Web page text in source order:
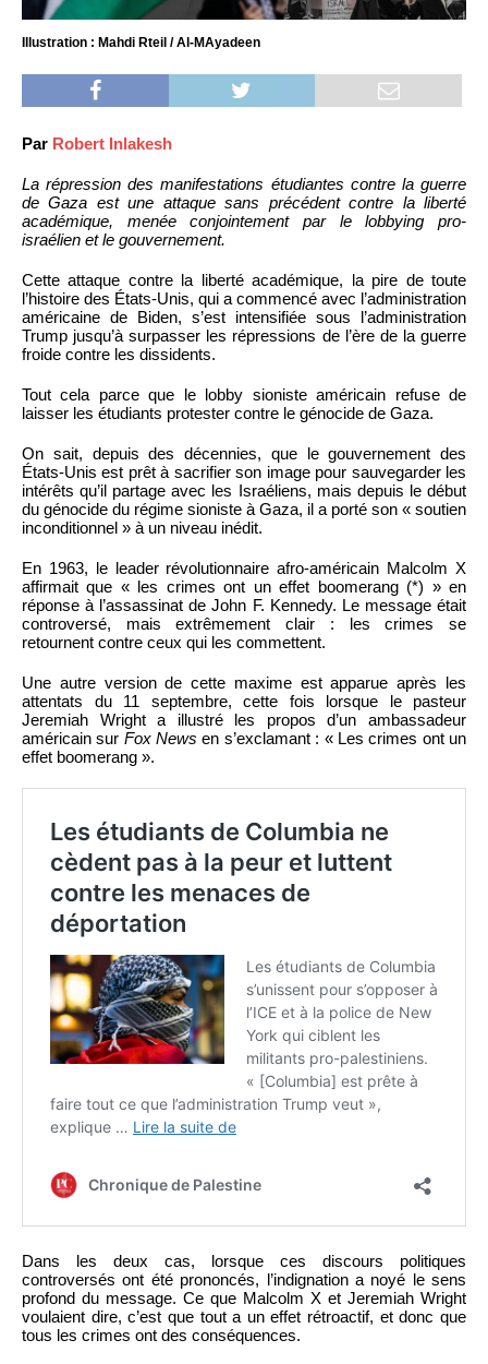
Illustration : Mahdi Rteil / Al-MAyadeen
Par Robert Inlakesh
La répression des manifestations étudiantes contre la guerre
de Gaza est une attaque sans précédent contre la liberté
académique, menée conjointement par le lobbying pro-
israélien et le gouvernement.
Cette attaque contre la liberté académique, la pire de toute
l’histoire des États-Unis, qui a commencé avec l’administration
américaine de Biden, s’est intensifiée sous l’administration
Trump jusqu’à surpasser les répressions de l’ère de la guerre
froide contre les dissidents.
Tout cela parce que le lobby sioniste américain refuse de
laisser les étudiants protester contre le génocide de Gaza.
On sait, depuis des décennies, que le gouvernement des
États-Unis est prêt à sacrifier son image pour sauvegarder les
intérêts qu’il partage avec les Israéliens, mais depuis le début
du génocide du régime sioniste à Gaza, il a porté son « soutien
inconditionnel » à un niveau inédit.
En 1963, le leader révolutionnaire afro-américain Malcolm X
affirmait que « les crimes ont un effet boomerang (*) » en
réponse à l’assassinat de John F. Kennedy. Le message était
controversé, mais extrêmement clair : les crimes se
retournent contre ceux qui les commettent.
Une autre version de cette maxime est apparue après les
attentats du 11 septembre, cette fois lorsque le pasteur
Jeremiah Wright a illustré les propos d’un ambassadeur
américain sur Fox News en s’exclamant : « Les crimes ont un
effet boomerang ».
Dans les deux cas, lorsque ces discours politiques
controversés ont été prononcés, l’indignation a noyé le sens
profond du message. Ce que Malcolm X et Jeremiah Wright
voulaient dire, c’est que tout a un effet rétroactif, et donc que
tous les crimes ont des conséquences.